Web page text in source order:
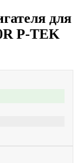
для
P-TEK